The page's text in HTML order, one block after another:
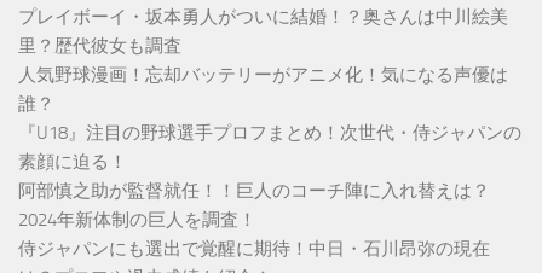
プレイボーイ・坂本勇人がついに結婚！？奥さんは中川絵美
里？歴代彼女も調査
人気野球漫画！忘却バッテリーがアニメ化！気になる声優は
誰？
『U18』注目の野球選手プロフまとめ！次世代・侍ジャパンの
素顔に迫る！
阿部慎之助が監督就任！！巨人のコーチ陣に入れ替えは？
2024年新体制の巨人を調査！
侍ジャパンにも選出で覚醒に期待！中日・石川昂弥の現在